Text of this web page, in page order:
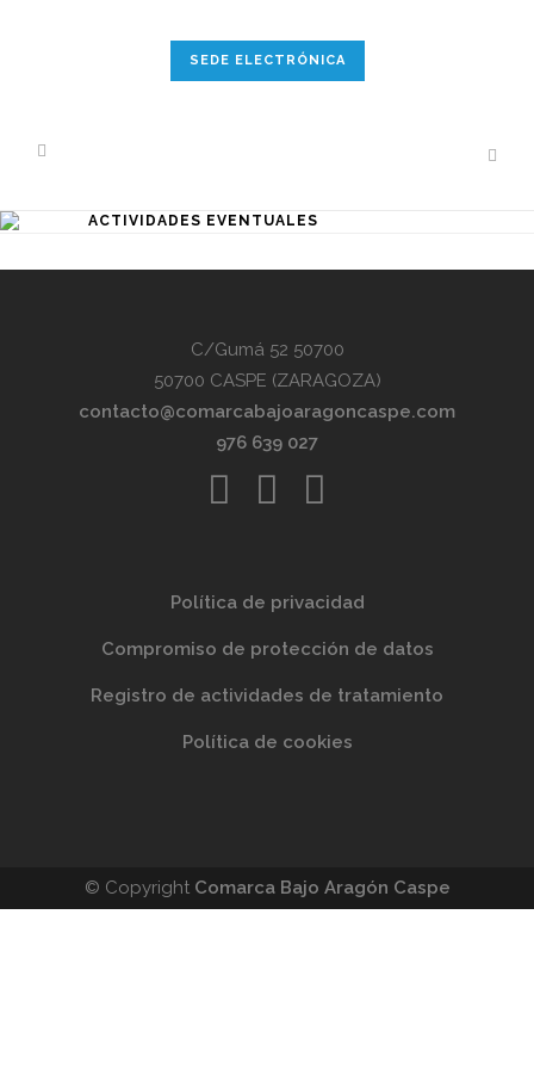
SEDE ELECTRÓNICA
ACTIVIDADES EVENTUALES
C/Gumá 52 50700
50700 CASPE (ZARAGOZA)
contacto@comarcabajoaragoncaspe.com
976 639 027
Política de privacidad
Compromiso de protección de datos
Registro de actividades de tratamiento
Política de cookies
© Copyright Comarca Bajo Aragón Caspe